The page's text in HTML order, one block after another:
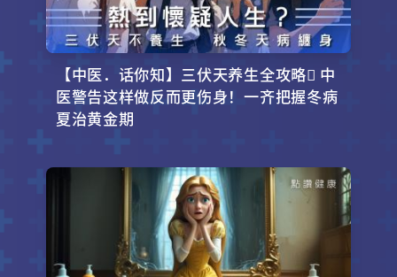
【中医．话你知】三伏天养生全攻略 中
医警告这样做反而更伤身！一齐把握冬病
夏治黄金期